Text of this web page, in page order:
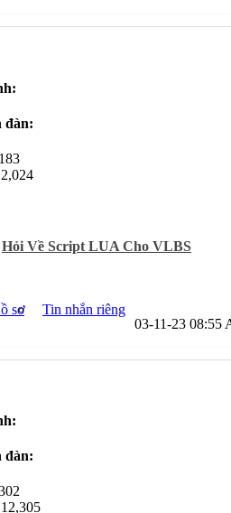
đàn:
Hỏi Về Script LUA Cho VLBS
sơ
Tin nhắn riêng
03-11-23 08:55
đàn: